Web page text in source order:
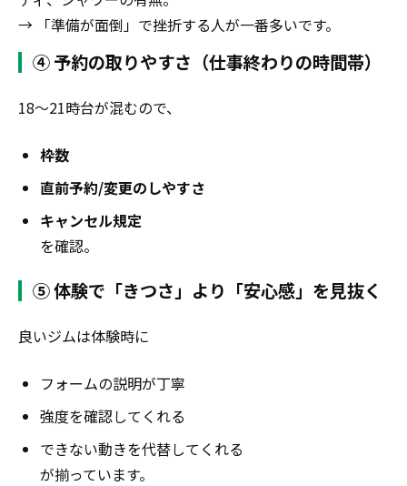
→ 「準備が面倒」で挫折する人が一番多いです。
④ 予約の取りやすさ（仕事終わりの時間帯）
18〜21時台が混むので、
枠数
直前予約/変更のしやすさ
キャンセル規定
を確認。
⑤ 体験で「きつさ」より「安心感」を見抜く
良いジムは体験時に
フォームの説明が丁寧
強度を確認してくれる
できない動きを代替してくれる
が揃っています。